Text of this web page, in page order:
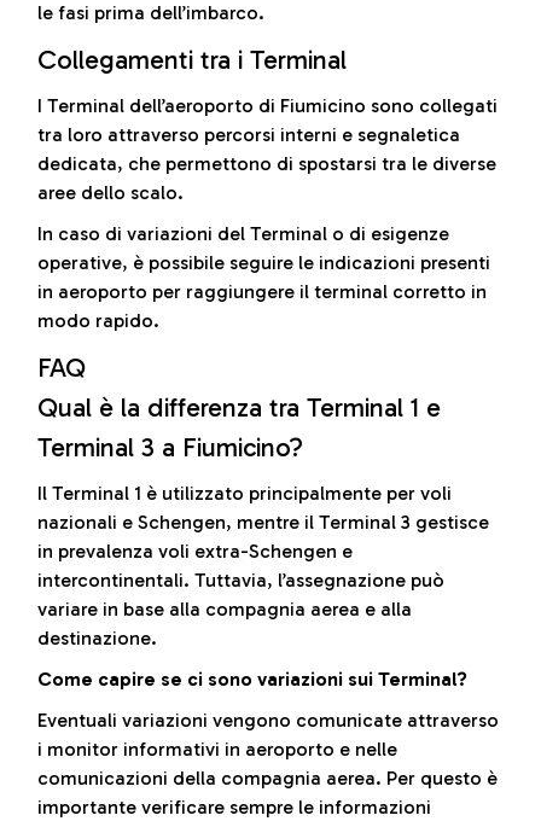
le fasi prima dell’imbarco.
Collegamenti tra i Terminal
I Terminal dell’aeroporto di Fiumicino sono collegati
tra loro attraverso percorsi interni e segnaletica
dedicata, che permettono di spostarsi tra le diverse
aree dello scalo.
In caso di variazioni del Terminal o di esigenze
operative, è possibile seguire le indicazioni presenti
in aeroporto per raggiungere il terminal corretto in
modo rapido.
FAQ
Qual è la differenza tra Terminal 1 e
Terminal 3 a Fiumicino?
Il Terminal 1 è utilizzato principalmente per voli
nazionali e Schengen, mentre il Terminal 3 gestisce
in prevalenza voli extra-Schengen e
intercontinentali. Tuttavia, l’assegnazione può
variare in base alla compagnia aerea e alla
destinazione.
Come capire se ci sono variazioni sui Terminal?
Eventuali variazioni vengono comunicate attraverso
i monitor informativi in aeroporto e nelle
comunicazioni della compagnia aerea. Per questo è
importante verificare sempre le informazioni